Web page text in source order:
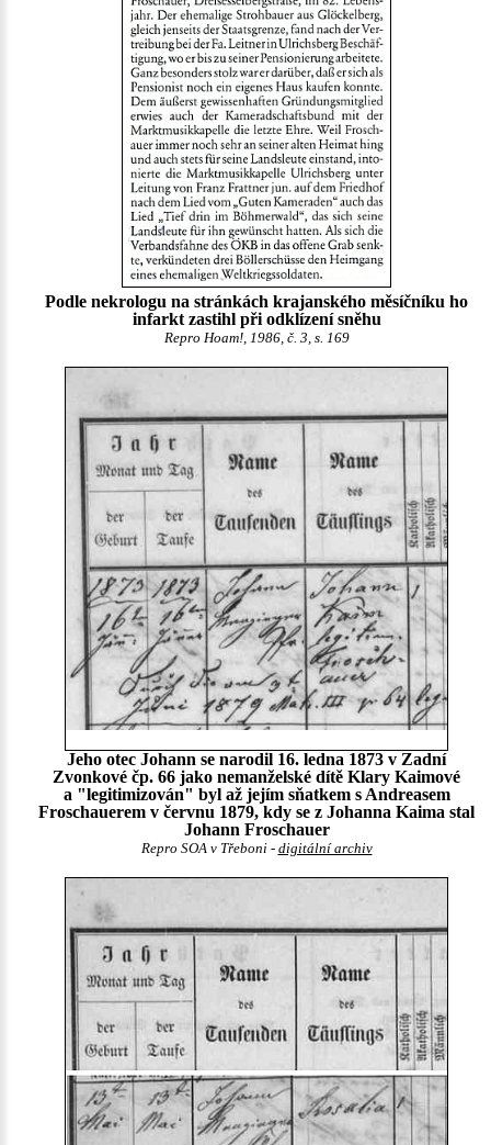
Podle nekrologu na stránkách krajanského měsíčníku ho
infarkt zastihl při odklízení sněhu
Repro Hoam!, 1986, č. 3, s. 169
Jeho otec Johann se narodil 16. ledna 1873 v Zadní
Zvonkové čp. 66 jako nemanželské dítě Klary Kaimové
a "legitimizován" byl až jejím sňatkem s Andreasem
Froschauerem v červnu 1879, kdy se z Johanna Kaima stal
Johann Froschauer
Repro SOA v Třeboni - digitální archiv